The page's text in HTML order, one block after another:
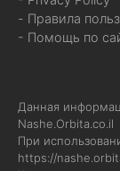
- Правила
- Помощь по
Данная
Nashe.Orbita.co.il
При
https://